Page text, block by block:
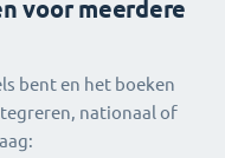
voor meerdere
bent en het boeken
nationaal of